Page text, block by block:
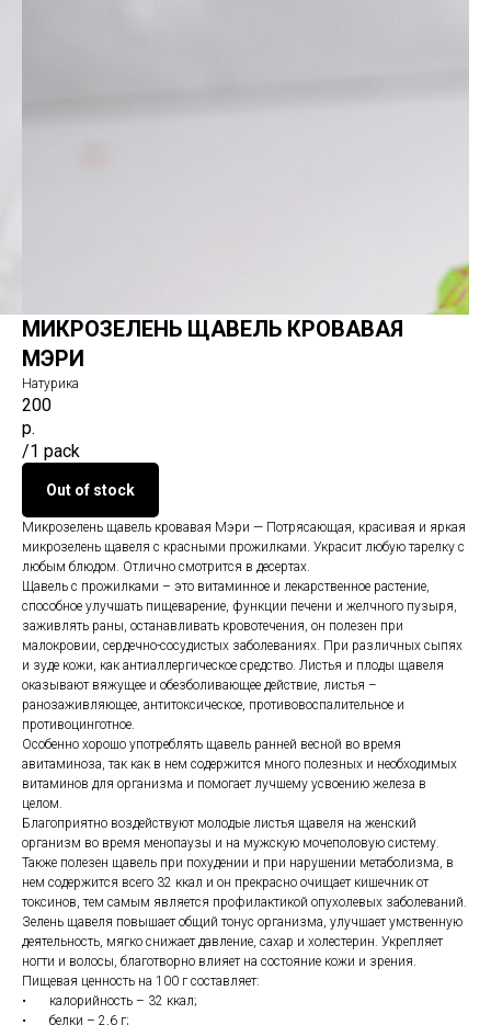
МИКРОЗЕЛЕНЬ ЩАВЕЛЬ КРОВАВАЯ
МЭРИ
Натурика
200
р.
/1 pack
Out of stock
Микрозелень щавель кровавая Мэри — Потрясающая, красивая и яркая
микрозелень щавеля с красными прожилками. Украсит любую тарелку с
любым блюдом. Отлично смотрится в десертах.
Щавель с прожилками – это витаминное и лекарственное растение,
способное улучшать пищеварение, функции печени и желчного пузыря,
заживлять раны, останавливать кровотечения, он полезен при
малокровии, сердечно-сосудистых заболеваниях. При различных сыпях
и зуде кожи, как антиаллергическое средство. Листья и плоды щавеля
оказывают вяжущее и обезболивающее действие, листья –
ранозаживляющее, антитоксическое, противовоспалительное и
противоцинготное.
Особенно хорошо употреблять щавель ранней весной во время
авитаминоза, так как в нем содержится много полезных и необходимых
витаминов для организма и помогает лучшему усвоению железа в
целом.
Благоприятно воздействуют молодые листья щавеля на женский
организм во время менопаузы и на мужскую мочеполовую систему.
Также полезен щавель при похудении и при нарушении метаболизма, в
нем содержится всего 32 ккал и он прекрасно очищает кишечник от
токсинов, тем самым является профилактикой опухолевых заболеваний.
Зелень щавеля повышает общий тонус организма, улучшает умственную
деятельность, мягко снижает давление, сахар и холестерин. Укрепляет
ногти и волосы, благотворно влияет на состояние кожи и зрения.
Пищевая ценность на 100 г составляет:
• калорийность – 32 ккал;
• белки – 2,6 г;